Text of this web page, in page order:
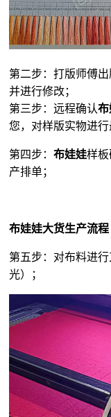
第二步：打版师傅
并进行修改；
第三步：远程确认
您，对样版实物进行
第四步：布娃娃样
产排单；
布娃娃大货生产流程
第五步：对布料进
光）；